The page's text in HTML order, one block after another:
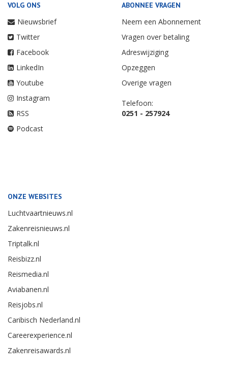
VOLG ONS
Nieuwsbrief
Twitter
Facebook
LinkedIn
Youtube
Instagram
RSS
Podcast
ABONNEE VRAGEN
Neem een Abonnement
Vragen over betaling
Adreswijziging
Opzeggen
Overige vragen
Telefoon:
0251 - 257924
ONZE WEBSITES
Luchtvaartnieuws.nl
Zakenreisnieuws.nl
Triptalk.nl
Reisbizz.nl
Reismedia.nl
Aviabanen.nl
Reisjobs.nl
Caribisch Nederland.nl
Careerexperience.nl
Zakenreisawards.nl